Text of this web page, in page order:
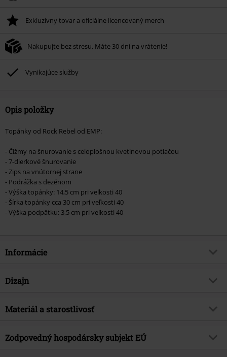
Po zadaní kódu v košíku, sa zľava uplatní automaticky.
Nemožno kombinovať s inými akciovými kódmi. Zľava sa nevzťahuje na:
knihy, médiá, vstupenky, Rammstein, (Till) Lindemann, Böhse Onkelz,
ktorých kúpou podporíte nadáciu.
Exkluzívny tovar a oficiálne licencovaný merch
Nakupujte bez stresu. Máte 30 dní na vrátenie!
Vynikajúce služby
Opis položky
Topánky od Rock Rebel od EMP:
- Čižmy na šnurovanie s celoplošnou kvetinovou potlačou
- 7-dierkové šnurovanie
- Zips na vnútornej strane
- Podrážka s dezénom
- Výška topánky: 14,5 cm pri veľkosti 40
- Šírka topánky cca 30 cm pri veľkosti 40
- Výška podpätku: 3,5 cm pri veľkosti 40
Informácie
Tovar č.
Exkluzívne
Áno
Dizajn
Typ výrobku
Vzor
Bežný, Kvetinový
Materiál a starostlivosť
Vrchný materiál
Ostatný Materiál
Zodpovedný hospodársky subjekt EÚ